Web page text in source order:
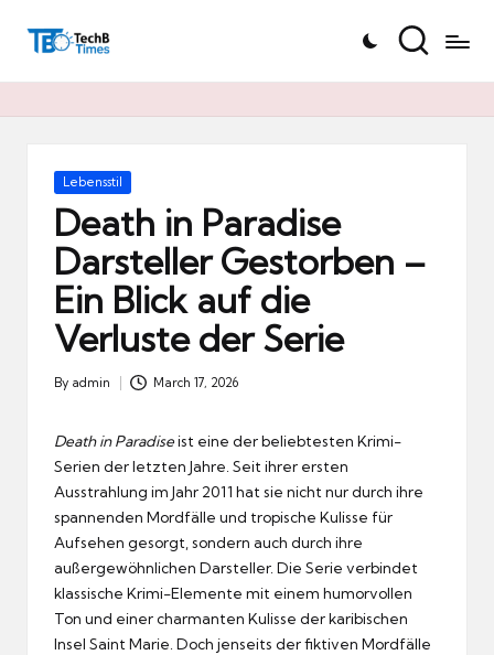
T
h
Posted
Lebensstil
Death in Paradise
Darsteller Gestorben –
Ein Blick auf die
Verluste der Serie
Posted
By admin March 17, 2026
Death in Paradiseist eine der beliebtesten Krimi-
Serien der letzten Jahre. Seit ihrer ersten
Ausstrahlung im Jahr 2011 hat sie nicht nur durch ihre
spannenden Mordfälle und tropische Kulisse für
Aufsehen gesorgt, sondern auch durch ihre
außergewöhnlichen Darsteller. Die Serie verbindet
klassische Krimi-Elemente mit einem humorvollen
Ton und einer charmanten Kulisse der karibischen
Insel Saint Marie. Doch jenseits der fiktiven Mordfälle